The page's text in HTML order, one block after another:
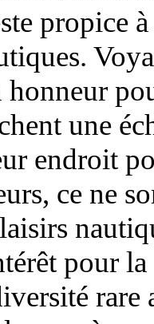
propice
une
endroit
ce ne
pour